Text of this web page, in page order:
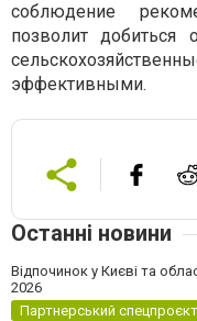
соблюдение
позволит добиться
эффективными.
Останні новини
Відпочинок у Києві та
2026
Партнерський спецпроєкт